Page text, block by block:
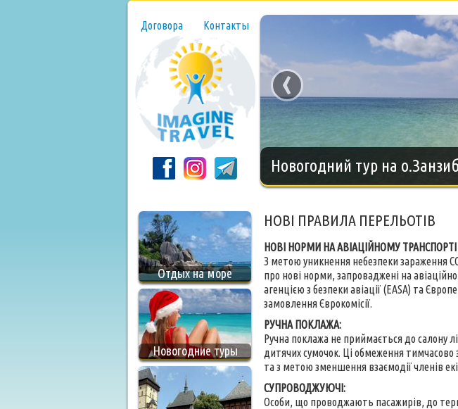
Договора Контакты
Новогодний тур на
‹
Отдых на море
Новогодние туры
НОВІ ПРАВИЛА ПЕРЕЛЬОТІВ
НОВІ НОРМИ НА АВІАЦІЙНОМУ ТРАНСПОРТІ
З метою уникнення небезпеки зараження
про нові норми, запроваджені на
агенцією з безпеки авіації (EASA) та
замовлення Єврокомісії.
РУЧНА ПОКЛАЖА:
Ручна поклажа не приймається до салону
дитячих сумочок. Ці обмеження тимчасово
та з метою зменшення взаємодії членів
СУПРОВОДЖУЮЧІ:
Особи, що проводжають пасажирів, до